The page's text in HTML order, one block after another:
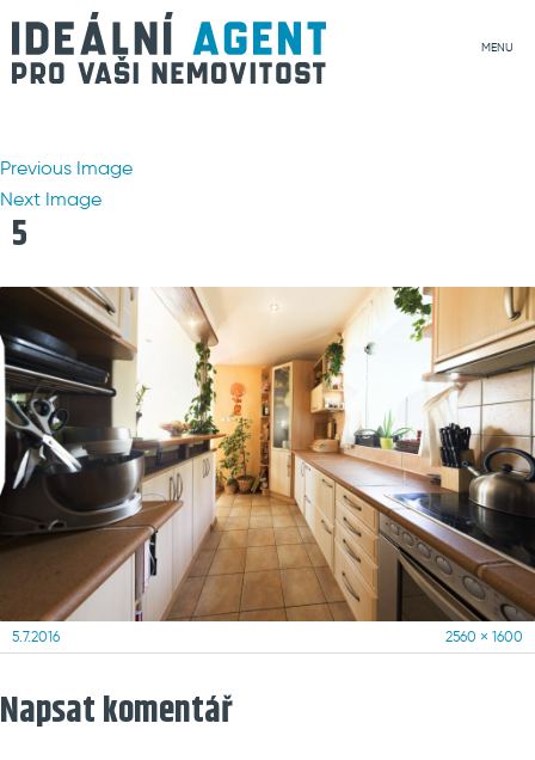
MENU
Previous Image
Next Image
5
Posted
5.7.2016
Full
2560 × 1600
Napsat komentář